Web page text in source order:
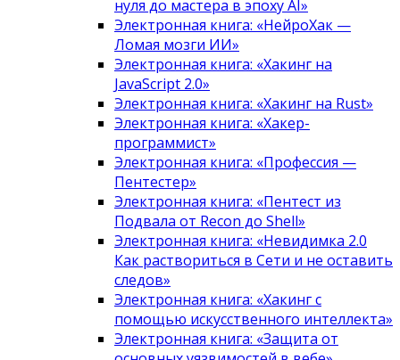
нуля до мастера в эпоху AI»
Электронная книга: «НейроХак —
Ломая мозги ИИ»
Электронная книга: «Хакинг на
JavaScript 2.0»
Электронная книга: «Хакинг на Rust»
Электронная книга: «Хакер-
программист»
Электронная книга: «Профессия —
Пентестер»
Электронная книга: «Пентест из
Подвала от Recon до Shell»
Электронная книга: «Невидимка 2.0
Как раствориться в Сети и не оставить
следов»
Электронная книга: «Хакинг с
помощью искусственного интеллекта»
Электронная книга: «Защита от